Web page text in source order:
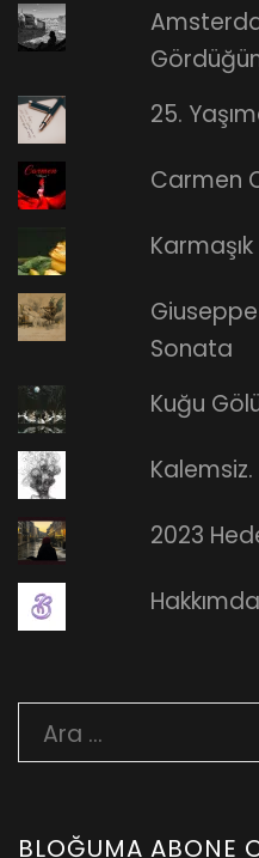
25.
Carmen
Sonata
Kuğu
Kalemsiz.
2023
Hakkımda
Arama:
BLOĞUMA ABONE